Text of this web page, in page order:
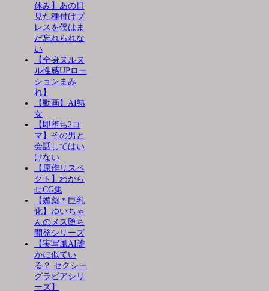
休み】あの日
見た種付けプ
レスを僕はま
だ忘れられな
い
【全身ヌルヌ
ル性感UPロー
ションまみ
れ】
【動画】AI熟
女
【即堕ち2コ
マ】その男と
会話してはい
けない
【原作リスペ
クト】わから
せCG集
【媚薬＊巨乳
化】ゆいちゃ
んのメス堕ち
開発シリーズ
【実写風AI誰
かに似てい
る？ セクシー
グラビアシリ
ーズ】